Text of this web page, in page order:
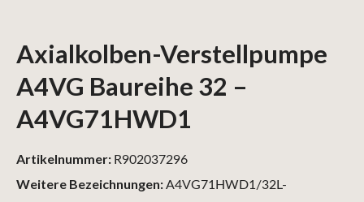
Axialkolben-Verstellpumpe
A4VG Baureihe 32 –
A4VG71HWD1
Weitere Bezeichnungen:A4VG71HWD1/32L-
Artikelnummer: R902037296